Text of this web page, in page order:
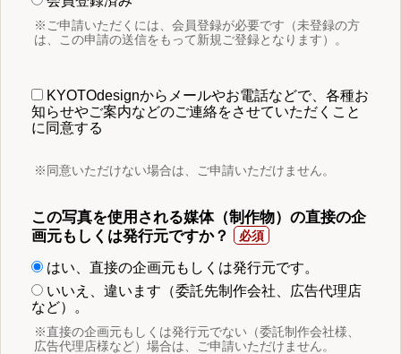
※ご申請いただくには、会員登録が必要です（未登録の方
は、この申請の送信をもって新規ご登録となります）。
KYOTOdesignからメールやお電話などで、各種お
知らせやご案内などのご連絡をさせていただくこと
に同意する
※同意いただけない場合は、ご申請いただけません。
この写真を使用される媒体（制作物）の直接の企
画元もしくは発行元ですか？
はい、直接の企画元もしくは発行元です。
いいえ、違います（委託先制作会社、広告代理店
など）。
※直接の企画元もしくは発行元でない（委託制作会社様、
広告代理店様など）場合は、ご申請いただけません。